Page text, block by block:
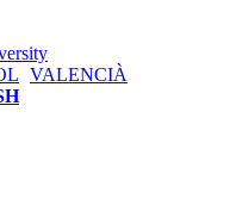
VALENCIÀ